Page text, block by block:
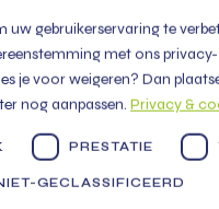
uw gebruikerservaring te
met ons
je voor weigeren? Dan
nog aanpassen. Privacy &
PRESTATIE
GECLASSIFICEERD